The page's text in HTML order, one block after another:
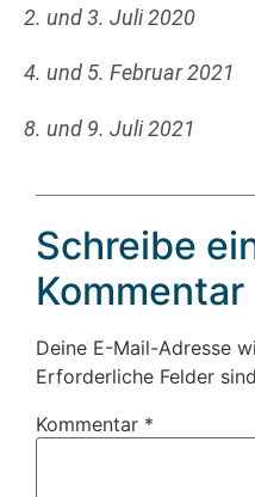
2. und 3. Juli 2020
4. und 5. Februar 2021
8. und 9. Juli 2021
Schreibe
Kommentar
Deine E-Mail-Adresse
Erforderliche Felder
Kommentar *